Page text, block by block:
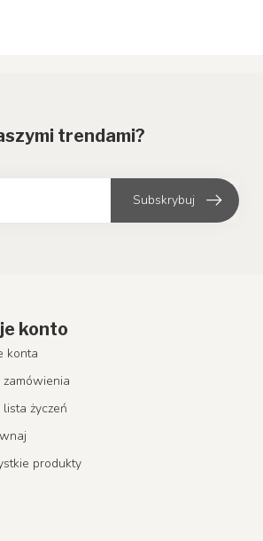
trendami?
Subskrybuj
konto
konta
zamówienia
lista życzeń
produkty